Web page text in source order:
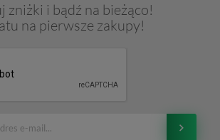
zniżki i bądź na bieżąco!
na pierwsze zakupy!